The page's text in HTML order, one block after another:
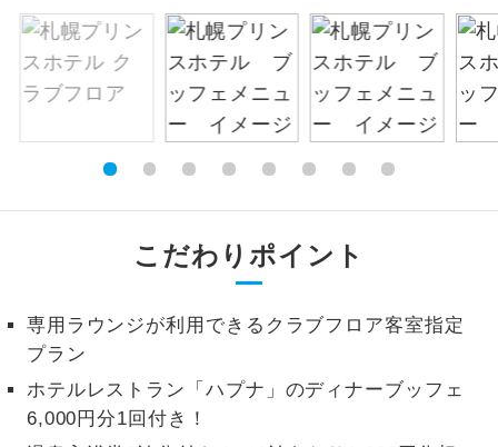
こだわりポイント
専用ラウンジが利用できるクラブフロア客室指定
プラン
ホテルレストラン「ハプナ」のディナーブッフェ
6,000円分1回付き！
温泉地にも宿泊するコースです。
す。
全食事付き
全てのお食事が付いていますので、お食
事の心配はいりません。（機内食を除
お部屋食
お部屋にてゆっくりとお召し上がりいた
トラベルイヤ
ホン
周りの音を気にせず、ガイドさんの説明